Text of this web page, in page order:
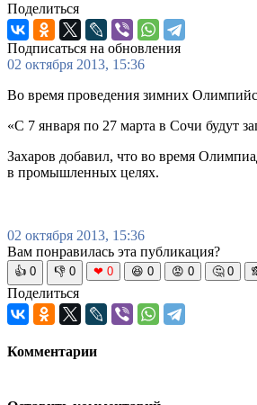
Поделиться
Подписаться на обновления
02 октября 2013, 15:36
Во время проведения зимних
«С 7 января по 27 марта в Сочи будут
Захаров добавил, что во время
в промышленных целях.
02 октября 2013, 15:36
Вам понравилась эта публикация?
👍 0 👎 0 ❤ 0 😆 0 😡 0 🤔 0
Поделиться
Комментарии